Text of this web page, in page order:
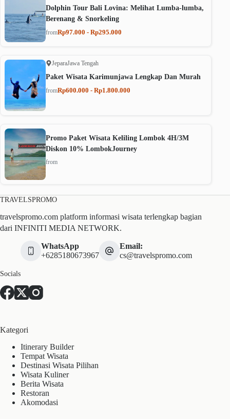
Dolphin Tour Bali Lovina: Melihat Lumba-lumba,
Berenang & Snorkeling
fromRp97.000 - Rp295.000
JeparaJawa Tengah
Paket Wisata Karimunjawa Lengkap Dan Murah
fromRp600.000 - Rp1.800.000
Promo Paket Wisata Keliling Lombok 4H/3M
Diskon 10% LombokJourney
from
TRAVELSPROMO
travelspromo.com platform informasi wisata terlengkap bagian
dari INFINITI MEDIA NETWORK.
WhatsApp
+6285180673967
Email:
cs@travelspromo.com
Socials
Kategori
Itinerary Builder
Tempat Wisata
Destinasi Wisata Pilihan
Wisata Kuliner
Berita Wisata
Restoran
Akomodasi